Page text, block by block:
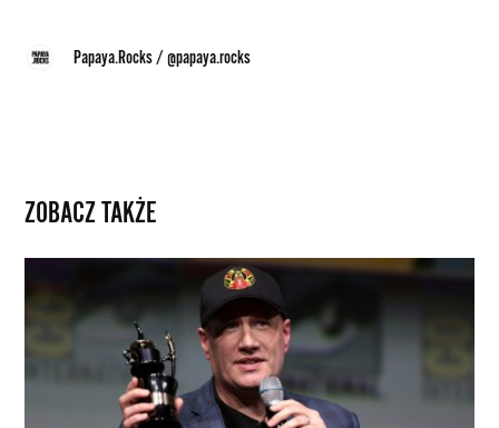
Papaya.Rocks/@papaya.rocks
ZOBACZ TAKŻE
Marvel
nowy